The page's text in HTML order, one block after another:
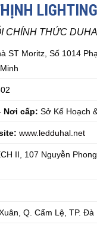
LIGHTING
CHÍNH THỨC
ST Moritz, Số 1014
Nơi cấp: Sở Kế Hoạch
www.ledduhal.net
II, 107 Nguyễn
Q. Cẩm Lệ, TP. Đà